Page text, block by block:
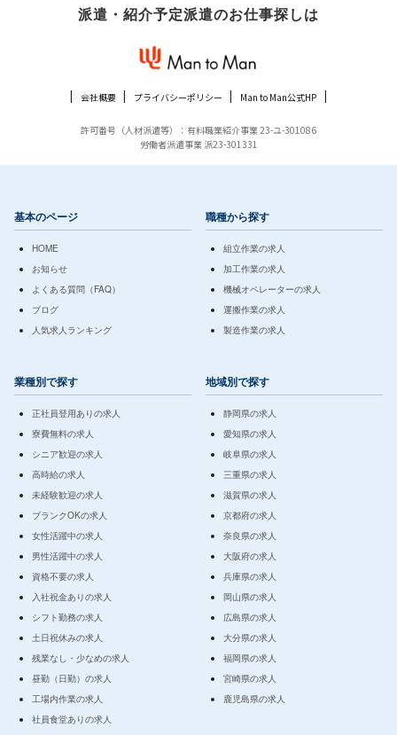
派遣・紹介予定派遣のお仕事探しは
会社概要 プライバシーポリシー Man to Man公式HP
許可番号（人材派遣等）：有料職業紹介事業 23-ユ-301086
労働者派遣事業 派23-301331
基本のページ
HOME
お知らせ
よくある質問（FAQ）
ブログ
人気求人ランキング
職種から探す
組立作業の求人
加工作業の求人
機械オペレーターの求人
運搬作業の求人
製造作業の求人
業種別で探す
正社員登用ありの求人
寮費無料の求人
シニア歓迎の求人
高時給の求人
未経験歓迎の求人
ブランクOKの求人
女性活躍中の求人
男性活躍中の求人
資格不要の求人
入社祝金ありの求人
シフト勤務の求人
土日祝休みの求人
残業なし・少なめの求人
昼勤（日勤）の求人
工場内作業の求人
社員食堂ありの求人
地域別で探す
静岡県の求人
愛知県の求人
岐阜県の求人
三重県の求人
滋賀県の求人
京都府の求人
奈良県の求人
大阪府の求人
兵庫県の求人
岡山県の求人
広島県の求人
大分県の求人
福岡県の求人
宮崎県の求人
鹿児島県の求人